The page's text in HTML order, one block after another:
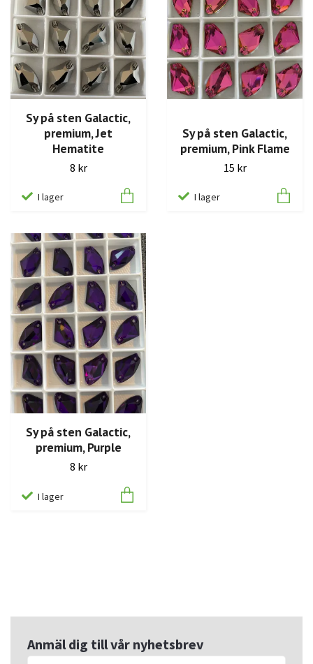
Sy på sten Galactic,
premium, Jet
Hematite
8 kr
I lager
Sy på sten Galactic,
premium, Pink Flame
15 kr
I lager
Sy på sten Galactic,
premium, Purple
8 kr
I lager
Anmäl dig till vår nyhetsbrev